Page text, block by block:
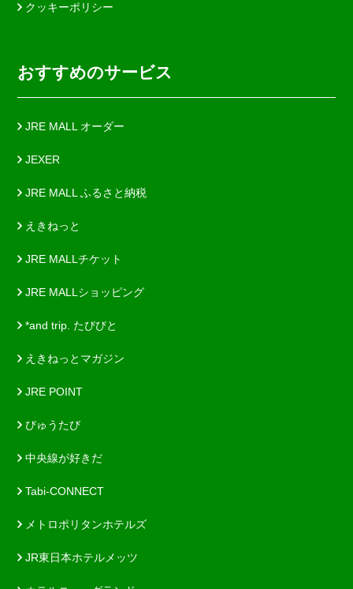
クッキーポリシー
おすすめのサービス
JRE MALL オーダー
JEXER
JRE MALL ふるさと納税
えきねっと
JRE MALLチケット
JRE MALLショッピング
*and trip. たびびと
えきねっとマガジン
JRE POINT
びゅうたび
中央線が好きだ
Tabi-CONNECT
メトロポリタンホテルズ
JR東日本ホテルメッツ